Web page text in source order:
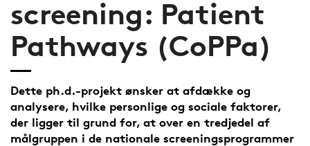
screening: Patient
Pathways (CoPPa)
Dette ph.d.-projekt ønsker at afdække og
analysere, hvilke personlige og sociale faktorer,
der ligger til grund for, at over en tredjedel af
målgruppen i de nationale screeningsprogrammer